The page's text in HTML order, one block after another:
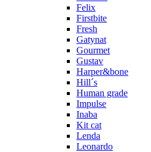
Felix
Firstbite
Fresh
Gatynat
Gourmet
Gustav
Harper&bone
Hill´s
Human grade
Impulse
Inaba
Kit cat
Lenda
Leonardo